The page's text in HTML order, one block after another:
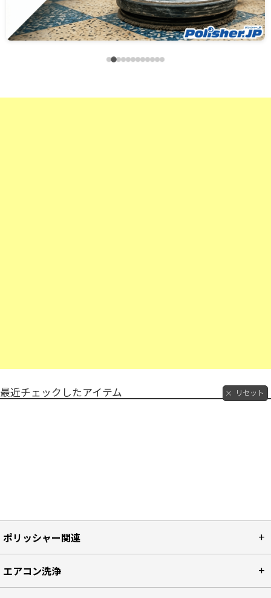
最近チェックしたアイテム リセット
ポリッシャー関連
エアコン洗浄